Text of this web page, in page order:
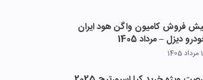
فروش کامیون واگن هود ایران
دیزل – مرداد 1405